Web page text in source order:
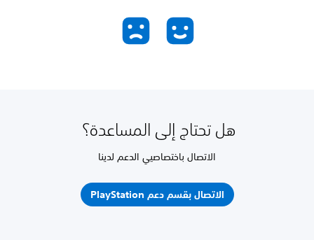
هل تحتاج إلى المساعدة؟
الاتصال باختصاصيي الدعم لدينا
الاتصال بقسم دعم PlayStation